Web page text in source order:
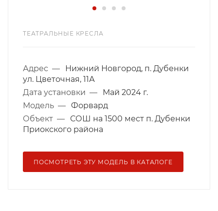
ТЕАТРАЛЬНЫЕ КРЕСЛА
Адрес —
Нижний Новгород, п. Дубенки
ул. Цветочная, 11А
Дата установки —
Май 2024 г.
Модель — Форвард
Объект —
СОШ на 1500 мест п. Дубенки
Приокского района
ПОСМОТРЕТЬ ЭТУ МОДЕЛЬ В КАТАЛОГЕ